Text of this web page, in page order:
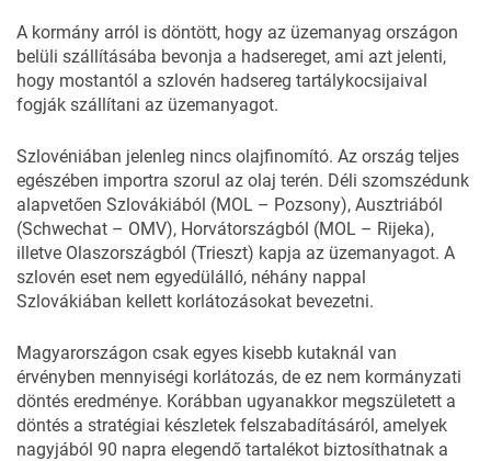
A kormány arról is döntött, hogy az üzemanyag országon
belüli szállításába bevonja a hadsereget, ami azt jelenti,
hogy mostantól a szlovén hadsereg tartálykocsijaival
fogják szállítani az üzemanyagot.
Szlovéniában jelenleg nincs olajfinomító. Az ország teljes
egészében importra szorul az olaj terén. Déli szomszédunk
alapvetően Szlovákiából (MOL – Pozsony), Ausztriából
(Schwechat – OMV), Horvátországból (MOL – Rijeka),
illetve Olaszországból (Trieszt) kapja az üzemanyagot. A
szlovén eset nem egyedülálló, néhány nappal
Szlovákiában kellett korlátozásokat bevezetni.
Magyarországon csak egyes kisebb kutaknál van
érvényben mennyiségi korlátozás, de ez nem kormányzati
döntés eredménye. Korábban ugyanakkor megszületett a
döntés a stratégiai készletek felszabadításáról, amelyek
nagyjából 90 napra elegendő tartalékot biztosíthatnak a